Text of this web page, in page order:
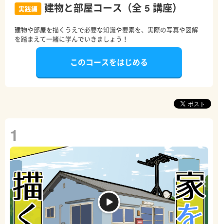
実践編 建物と部屋コース（全 5 講座）
建物や部屋を描くうえで必要な知識や要素を、実際の写真や図解
を踏まえて一緒に学んでいきましょう！
このコースをはじめる
1